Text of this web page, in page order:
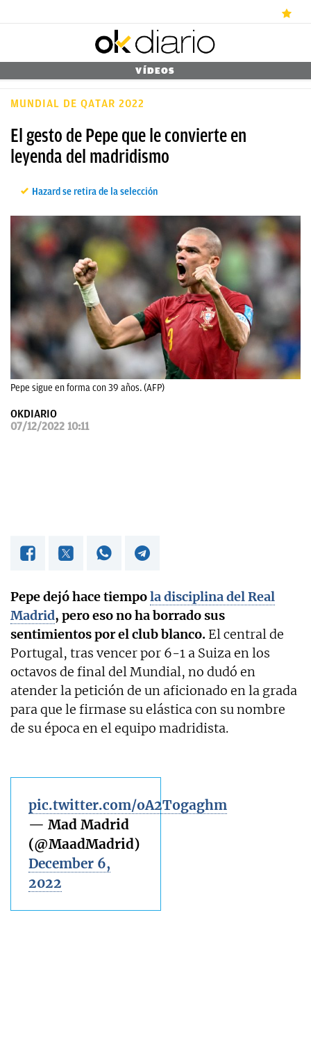
MADRID
DIRECTO
FEMENINO
PAPARAZZI
OKDIARIO
VÍDEOS
MUNDIAL DE QATAR 2022
El gesto de Pepe que le convierte en
leyenda del madridismo
Hazard se retira de la selección
Pepe sigue en forma con 39 años. (AFP)
OKDIARIO
07/12/2022 10:11
Pepe dejó hace tiempola disciplina del Real
Madrid, pero eso no ha borrado sus
sentimientos por el club blanco. El central de
Portugal, tras vencer por 6-1 a Suiza en los
octavos de final del Mundial, no dudó en
atender la petición de un aficionado en la grada
para que le firmase su elástica con su nombre
de su época en el equipo madridista.
pic.twitter.com/oA2Togaghm
— Mad Madrid
(@MaadMadrid)
December 6,
2022